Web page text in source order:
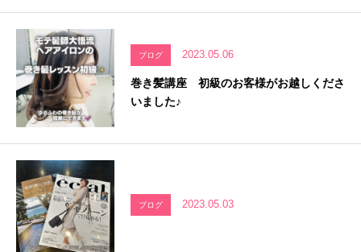
ブログ 2023.05.06
巻き髪講座 初級のお客様がお越しくださ
いました♪
ブログ 2023.05.03